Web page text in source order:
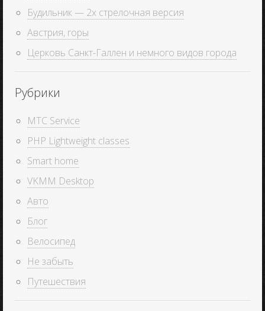
Будильник — 2х стрелочная версия
Австрия, горы
Церковь Санкт-Галлен и немного видов города
Рубрики
MTC Service
PHP Lightweight classes
Smart home
VKMM Desktop
Авто
Блог
Велосипед
Не забыть
Путешествия